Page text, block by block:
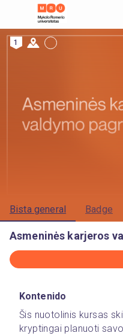
1
Bista general Badge
Asmeninės karjeros
Kontenido
Šis nuotolinis kursas
kryptingai planuoti